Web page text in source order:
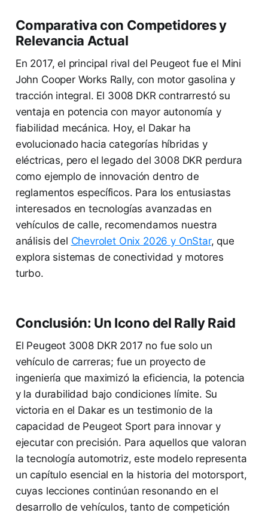
Comparativa con Competidores y
Relevancia Actual
En 2017, el principal rival del Peugeot fue el Mini
John Cooper Works Rally, con motor gasolina y
tracción integral. El 3008 DKR contrarrestó su
ventaja en potencia con mayor autonomía y
fiabilidad mecánica. Hoy, el Dakar ha
evolucionado hacia categorías híbridas y
eléctricas, pero el legado del 3008 DKR perdura
como ejemplo de innovación dentro de
reglamentos específicos. Para los entusiastas
interesados en tecnologías avanzadas en
vehículos de calle, recomendamos nuestra
análisis del Chevrolet Onix 2026 y OnStar, que
explora sistemas de conectividad y motores
turbo.
Conclusión: Un Icono del Rally Raid
El Peugeot 3008 DKR 2017 no fue solo un
vehículo de carreras; fue un proyecto de
ingeniería que maximizó la eficiencia, la potencia
y la durabilidad bajo condiciones límite. Su
victoria en el Dakar es un testimonio de la
capacidad de Peugeot Sport para innovar y
ejecutar con precisión. Para aquellos que valoran
la tecnología automotriz, este modelo representa
un capítulo esencial en la historia del motorsport,
cuyas lecciones continúan resonando en el
desarrollo de vehículos, tanto de competición